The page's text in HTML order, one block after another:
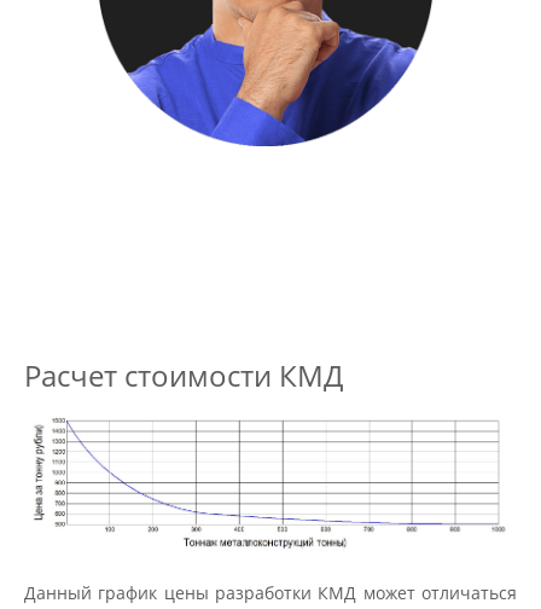
Расчет стоимости КМД
Данный график цены разработки КМД может отличаться